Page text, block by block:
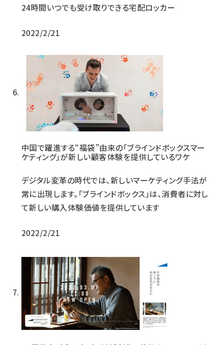
24時間いつでも受け取りできる宅配ロッカー
2022/2/21
中国で躍進する“福袋”由来の「ブラインドボックスマー
ケティング」が新しい顧客体験を提供しているワケ
デジタル変革の時代では、新しいマーケティング手法が
常に出現します。「ブラインドボックス」は、消費者に対し
て新しい購入体験価値を提供しています
2022/2/21